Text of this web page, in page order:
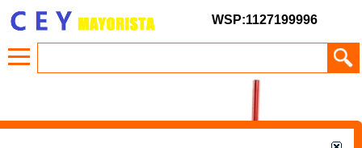
WSP:1127199996